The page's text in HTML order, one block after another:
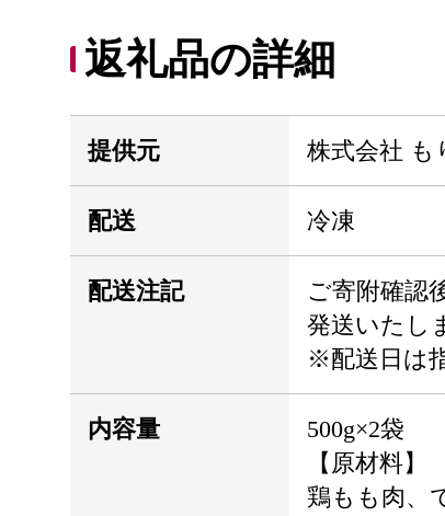
返礼品の詳細
提供元 株式会社 も
配送 冷凍
配送注記
ご寄附確認
発送いたし
※配送日は
内容量
500g×2袋
【原材料】
鶏もも肉、